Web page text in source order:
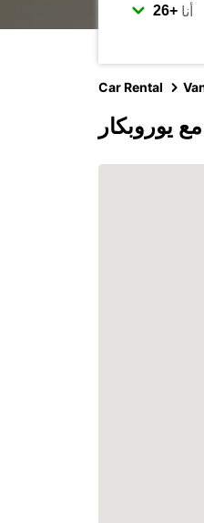
أنا
Car Rental
يوروبكار